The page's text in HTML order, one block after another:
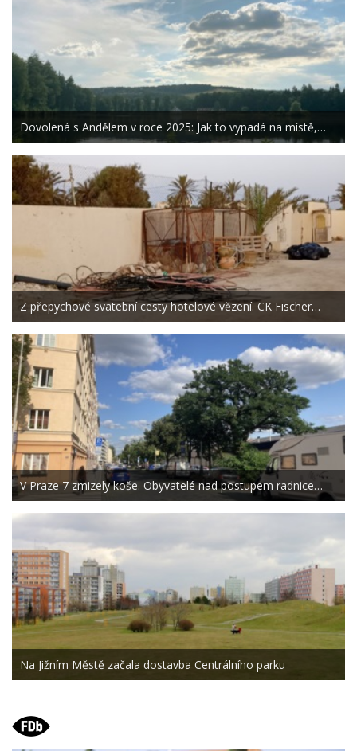
Dovolená s Andělem v roce 2025: Jak to vypadá na místě,…
Z přepychové svatební cesty hotelové vězení. CK Fischer…
V Praze 7 zmizely koše. Obyvatelé nad postupem radnice…
Na Jižním Městě začala dostavba Centrálního parku